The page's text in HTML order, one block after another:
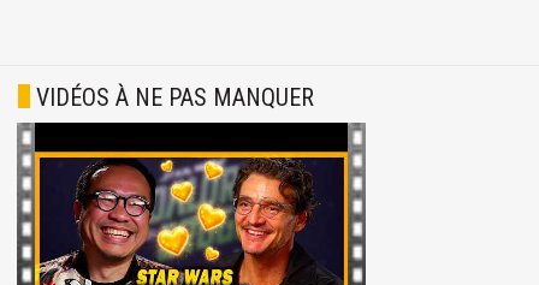
VIDÉOS À NE PAS MANQUER